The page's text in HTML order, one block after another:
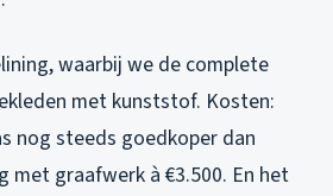
waarbij we de complete
met kunststof. Kosten:
nog steeds goedkoper dan
met graafwerk à €3.500. En het